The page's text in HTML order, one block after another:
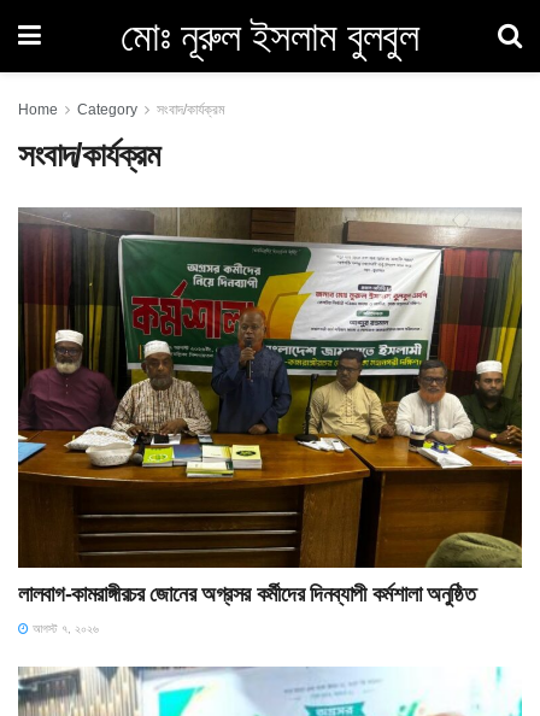
মোঃ নূরুল ইসলাম বুলবুল
Home Category সংবাদ/কার্যক্রম
সংবাদ/কার্যক্রম
লালবাগ-কামরাঙ্গীরচর জোনের অগ্রসর কর্মীদের দিনব্যাপী কর্মশালা অনুষ্ঠিত
আগস্ট ৭, ২০২৬